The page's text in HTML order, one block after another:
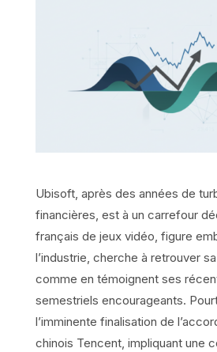
Ubisoft, après des années de
financières, est à un carrefour
français de jeux vidéo, figure
l’industrie, cherche à retrouver
comme en témoignent ses
semestriels encourageants.
l’imminente finalisation de
chinois Tencent, impliquant une